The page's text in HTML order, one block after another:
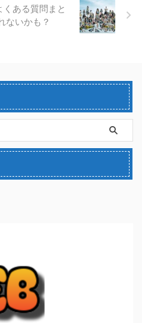
ある質問まと
ないかも？